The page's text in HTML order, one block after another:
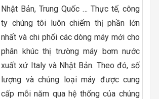
Nhật Bản, Trung Quốc … Thực tế, công
ty chúng tôi luôn chiếm thị phần lớn
nhất và chi phối các dòng máy mới cho
phân khúc thị trường máy bơm nước
xuất xứ Italy và Nhật Bản. Theo đó, số
lượng và chủng loại máy được cung
cấp mỗi năm qua hệ thống của chúng